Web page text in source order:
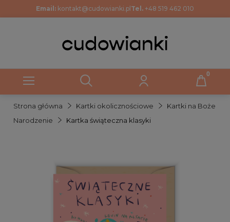
Email: kontakt@cudowianki.pl Tel. +48 519 462 010
Strona główna Kartki okolicznościowe
Kartki na Boże
Narodzenie
Kartka świąteczna klasyki